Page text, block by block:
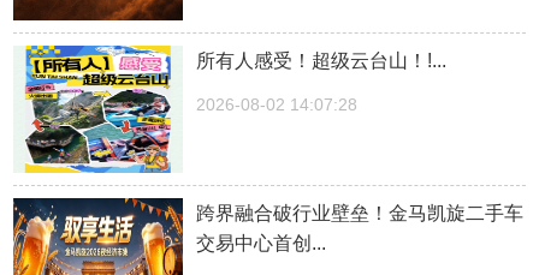
所有人感受！超级云台山！!...
2026-08-02 14:07:28
跨界融合破行业壁垒！金马凯旋二手车
交易中心首创...